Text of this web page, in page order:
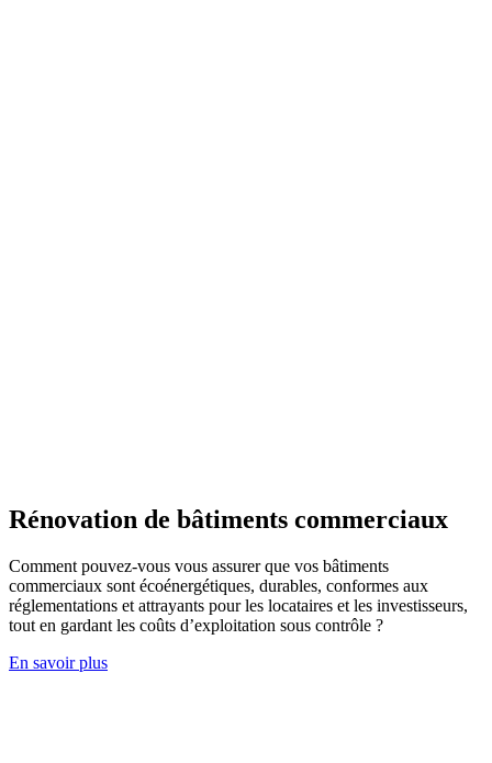
Rénovation de bâtiments commerciaux
Comment pouvez-vous vous assurer que vos bâtiments
commerciaux sont écoénergétiques, durables, conformes aux
réglementations et attrayants pour les locataires et les investisseurs,
tout en gardant les coûts d’exploitation sous contrôle ?
En savoir plus